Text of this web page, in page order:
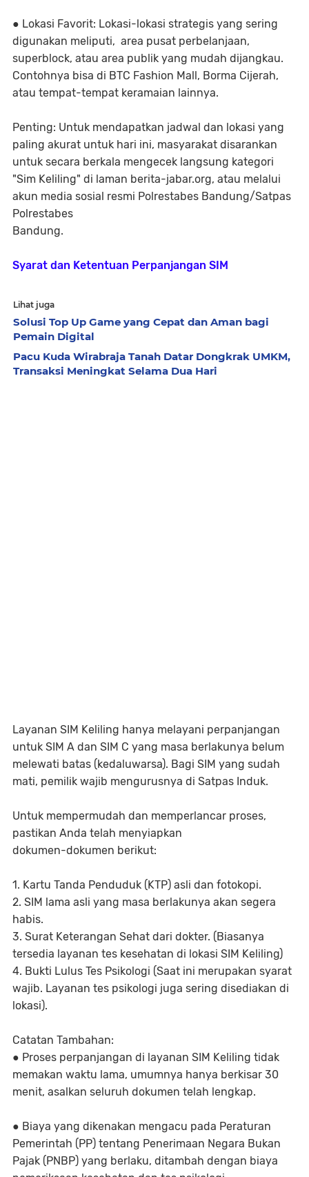
● Lokasi Favorit: Lokasi-lokasi strategis yang sering
digunakan meliputi, area pusat perbelanjaan,
superblock, atau area publik yang mudah dijangkau.
Contohnya bisa di BTC Fashion Mall, Borma Cijerah,
atau tempat-tempat keramaian lainnya.
Penting: Untuk mendapatkan jadwal dan lokasi yang
paling akurat untuk hari ini, masyarakat disarankan
untuk secara berkala mengecek langsung kategori
"Sim Keliling" di laman berita-jabar.org, atau melalui
akun media sosial resmi Polrestabes Bandung/Satpas
Polrestabes
Bandung.
Syarat dan Ketentuan Perpanjangan SIM
Lihat juga
Solusi Top Up Game yang Cepat dan Aman bagi
Pemain Digital
Pacu Kuda Wirabraja Tanah Datar Dongkrak UMKM,
Transaksi Meningkat Selama Dua Hari
Layanan SIM Keliling hanya melayani perpanjangan
untuk SIM A dan SIM C yang masa berlakunya belum
melewati batas (kedaluwarsa). Bagi SIM yang sudah
mati, pemilik wajib mengurusnya di Satpas Induk.
Untuk mempermudah dan memperlancar proses,
pastikan Anda telah menyiapkan
dokumen-dokumen berikut:
1. Kartu Tanda Penduduk (KTP) asli dan fotokopi.
2. SIM lama asli yang masa berlakunya akan segera
habis.
3. Surat Keterangan Sehat dari dokter. (Biasanya
tersedia layanan tes kesehatan di lokasi SIM Keliling)
4. Bukti Lulus Tes Psikologi (Saat ini merupakan syarat
wajib. Layanan tes psikologi juga sering disediakan di
lokasi).
Catatan Tambahan:
● Proses perpanjangan di layanan SIM Keliling tidak
memakan waktu lama, umumnya hanya berkisar 30
menit, asalkan seluruh dokumen telah lengkap.
● Biaya yang dikenakan mengacu pada Peraturan
Pemerintah (PP) tentang Penerimaan Negara Bukan
Pajak (PNBP) yang berlaku, ditambah dengan biaya